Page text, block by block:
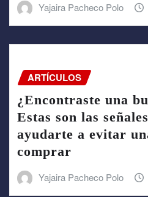
Yajaira Pacheco Polo
ARTÍCULOS
¿Encontraste una
Estas son las
ayudarte a evitar
comprar
Yajaira Pacheco Polo